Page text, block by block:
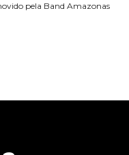
pela Band Amazonas